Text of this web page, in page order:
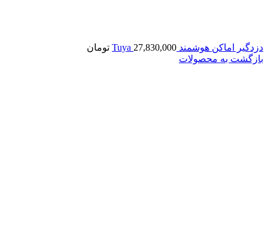
دزدگیر اماکن هوشمند Tuya 27,830,000
تومان
بازگشت به محصولات